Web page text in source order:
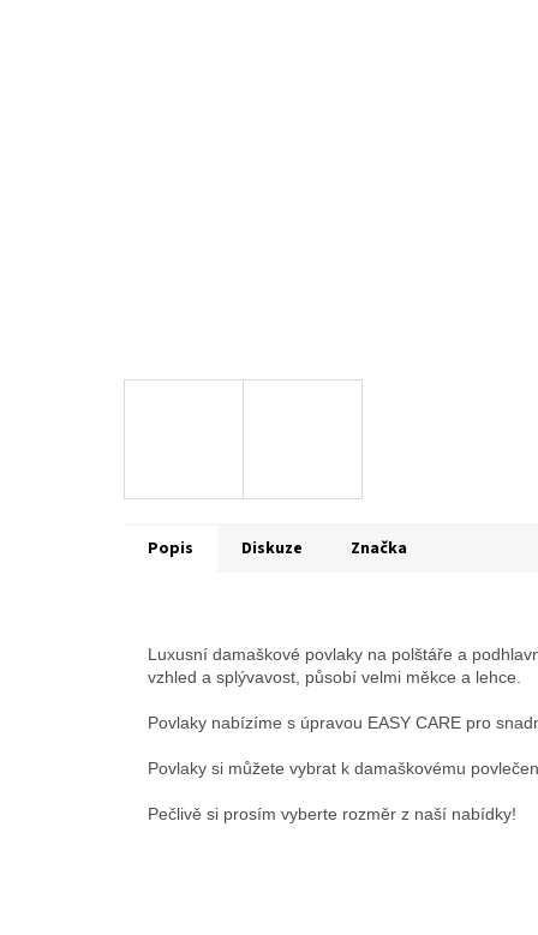
Popis Diskuze Značka
Luxusní damaškové povlaky na polštáře a
vzhled a splývavost, působí velmi měkce a lehce.
Povlaky nabízíme s úpravou EASY CARE pro
Povlaky si můžete vybrat k damaškovému
Pečlivě si prosím vyberte rozměr z naší nabídky!